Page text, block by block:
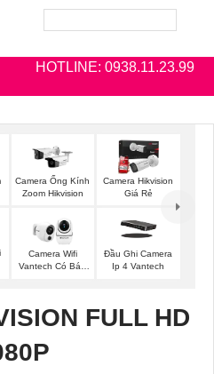
HOTLINE: 0938.11.23.99
Camera Ống Kính
Zoom Hikvision
Camera Hikvision
Giá Rẻ
Camera Wifi
Vantech Có Báo
Đầu Ghi Camera
Ip 4 Vantech
FULL HD